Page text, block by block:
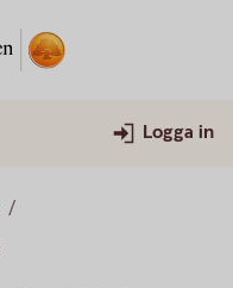
Logga in